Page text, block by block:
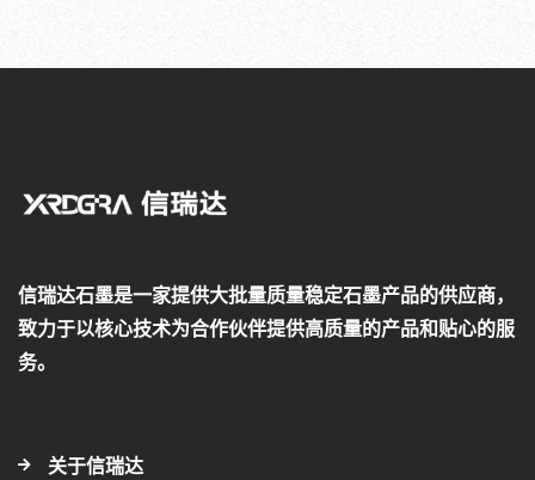
信瑞达石墨是一家提供大批量质量稳定石墨产品的供应商，
致力于以核心技术为合作伙伴提供高质量的产品和贴心的服
务。
关于信瑞达